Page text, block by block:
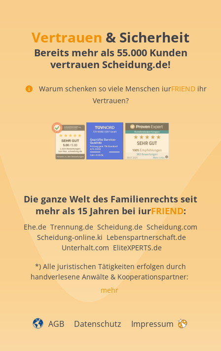
Vertrauen & Sicherheit
Bereits mehr als 55.000 Kunden
vertrauen Scheidung.de!
Warum schenken so viele Menschen iurFRIEND ihr
Vertrauen?
Die ganze Welt des Familienrechts seit
mehr als 15 Jahren bei iurFRIEND:
Ehe.de Trennung.de Scheidung.de Scheidung.com
Scheidung-online.ki Lebenspartnerschaft.de
Unterhalt.com EliteXPERTS.de
*) Alle juristischen Tätigkeiten erfolgen durch
handverlesene Anwälte & Kooperationspartner:
mehr
AGB Datenschutz Impressum